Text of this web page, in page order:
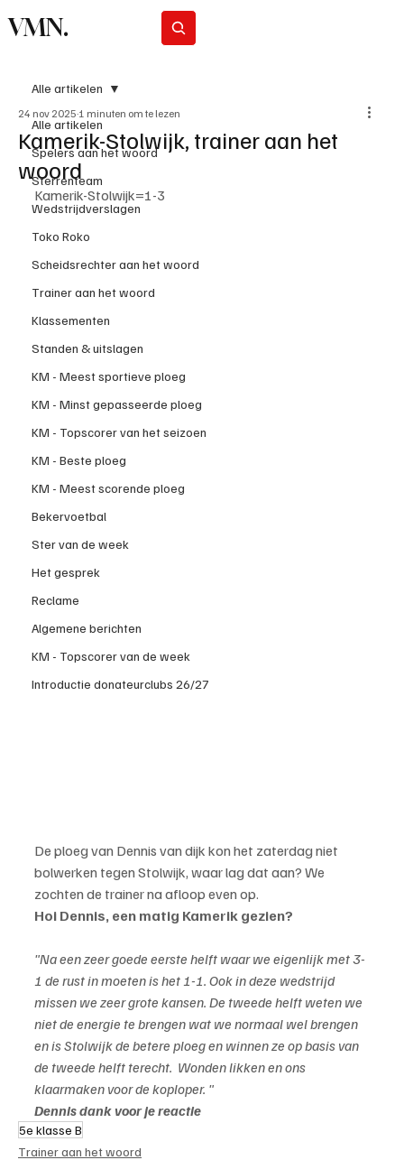
VMN.
Alle artikelen
Spelers aan het woord
Sterrenteam
Wedstrijdverslagen
Toko Roko
Scheidsrechter aan het woord
Trainer aan het woord
Klassementen
Standen & uitslagen
KM - Meest sportieve ploeg
KM - Minst gepasseerde ploeg
KM - Topscorer van het seizoen
KM - Beste ploeg
KM - Meest scorende ploeg
Bekervoetbal
Ster van de week
Het gesprek
Reclame
Algemene berichten
KM - Topscorer van de week
Introductie donateurclubs 26/27
Alle artikelen
Kamerik-Stolwijk, trainer aan het
woord
24 nov 2025 1 minuten om te lezen
Kamerik-Stolwijk=1-3
De ploeg van Dennis van dijk kon het zaterdag niet
bolwerken tegen Stolwijk, waar lag dat aan? We
zochten de trainer na afloop even op.
Hoi Dennis, een matig Kamerik gezien?
"Na een zeer goede eerste helft waar we eigenlijk met 3-
1 de rust in moeten is het 1-1. Ook in deze wedstrijd
missen we zeer grote kansen. De tweede helft weten we
niet de energie te brengen wat we normaal wel brengen
en is Stolwijk de betere ploeg en winnen ze op basis van
de tweede helft terecht.  Wonden likken en ons
klaarmaken voor de koploper. "
Dennis dank voor je reactie
5e klasse B
Trainer aan het woord